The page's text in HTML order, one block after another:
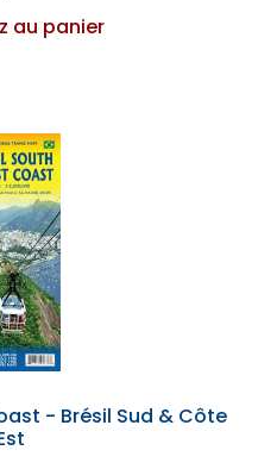
au panier
- Brésil Sud & Côte